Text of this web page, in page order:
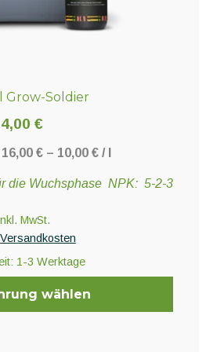
Grow-Soldier
4,00 €
16,00 €– 10,00 €/
die Wuchsphase NPK: 5-2-3
MwSt.
Versandkosten
1-3 Werktage
wählen